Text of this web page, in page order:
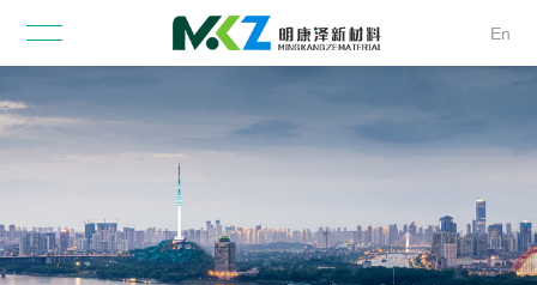
En